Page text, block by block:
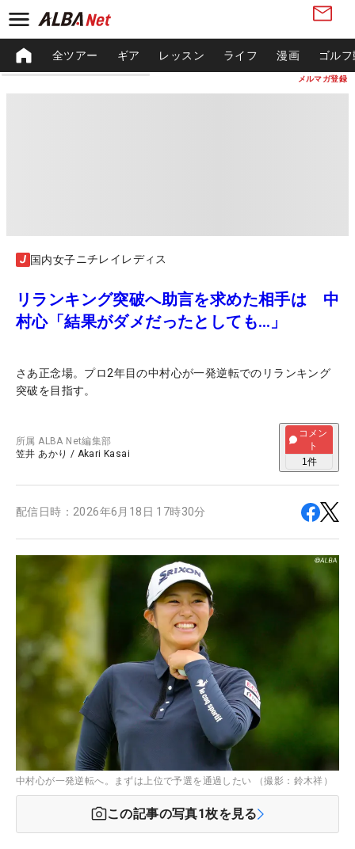
メルマガ登録
全ツアー ギア レッスン ライフ 漫画 ゴル
国内女子ニチレイレディス
リランキング突破へ助言を求めた相手は 中
村心「結果がダメだったとしても…」
さあ正念場。プロ2年目の中村心が一発逆転でのリランキング
突破を目指す。
所属ALBA Net編集部
笠井 あかり / Akari Kasai
コメン
ト
1件
配信日時： 2026年6月18日 17時30分
中村心が一発逆転へ。まずは上位で予選を通過したい （撮影：鈴木祥）
この記事の写真1枚を見る